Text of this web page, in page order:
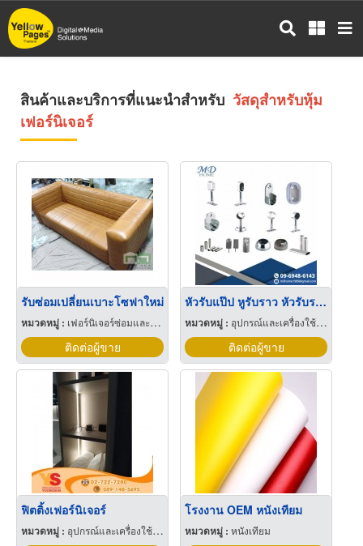
ข้าม
ไป
สินค้าและบริการที่แนะนำสำหรับ วัสดุสำหรับหุ้ม
เฟอร์นิเจอร์
รับซ่อมเปลี่ยนเบาะโซฟาใหม่
หมวดหมู่ : เฟอร์นิเจอร์ซ่อมและทำใหม่
ติดต่อผู้ขาย
หัวรับแป๊ป หูรับราว หัวรับราว ตัวรับราว
หมวดหมู่ : อุปกรณ์และเครื่องใช้สำหรับผู้ผลิตเฟอร์นิเจอร์
ติดต่อผู้ขาย
ฟิตติ้งเฟอร์นิเจอร์
หมวดหมู่ : อุปกรณ์และเครื่องใช้สำหรับผู้ผลิตเฟอร์นิเจอร์
โรงงาน OEM หนังเทียม
หมวดหมู่ :หนังเทียม